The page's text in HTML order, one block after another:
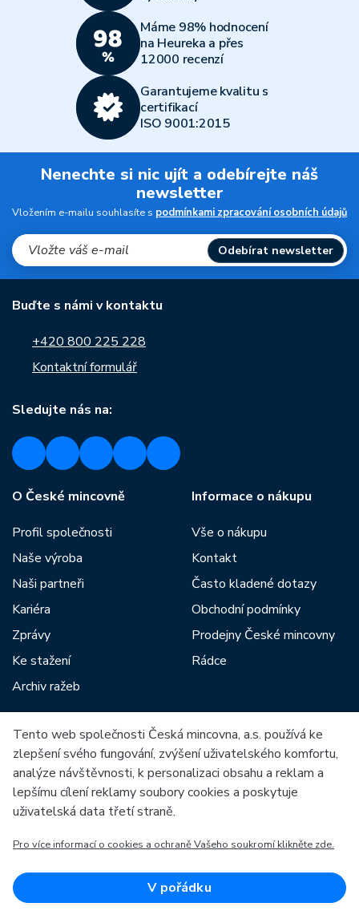
Máme 98% hodnocení
na Heureka a přes
12000 recenzí
Garantujeme kvalitu s
certifikací
ISO 9001:2015
Nenechte si nic ujít a odebírejte náš
newsletter
Vložením e-mailu souhlasíte s podmínkami zpracování osobních údajů
Odebírat newsletter
Buďte s námi v kontaktu
+420 800 225 228
Kontaktní formulář
Sledujte nás na:
O České mincovně
Profil společnosti
Naše výroba
Naši partneři
Kariéra
Zprávy
Ke stažení
Archiv ražeb
Informace o nákupu
Vše o nákupu
Kontakt
Často kladené dotazy
Obchodní podmínky
Prodejny České mincovny
Rádce
Mezi naše partnery patří:
Evropská unie
OP Podnikání a inovace pro konkurenceschopnost
Evropský fond pro regionální rozvoj
Tento web společnosti Česká mincovna, a.s. používá ke
zlepšení svého fungování, zvýšení uživatelského komfortu,
analýze návštěvnosti, k personalizaci obsahu a reklam a
lepšímu cílení reklamy soubory cookies a poskytuje
uživatelská data třetí straně.
Pro více informací o cookies a ochraně Vašeho soukromí klikněte zde.
V pořádku